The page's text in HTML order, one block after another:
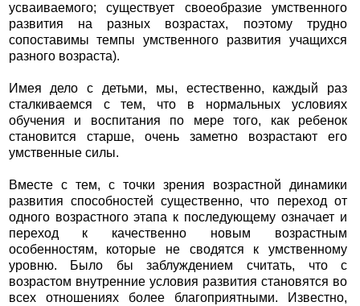
усваиваемого; существует своеобразие умственного
развития на разных возрастах, поэтому трудно
сопоставимы темпы умственного развития учащихся
разного возраста).
Имея дело с детьми, мы, естественно, каждый раз
сталкиваемся с тем, что в нормальных условиях
обучения и воспитания по мере того, как ребенок
становится старше, очень заметно возрастают его
умственные силы.
Вместе с тем, с точки зрения возрастной динамики
развития способностей существенно, что переход от
одного возрастного этапа к последующему означает и
переход к качественно новым возрастным
особенностям, которые не сводятся к умственному
уровню. Было бы заблуждением считать, что с
возрастом внутренние условия развития становятся во
всех отношениях более благоприятными. Известно,